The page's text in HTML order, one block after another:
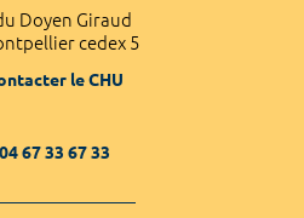
Doyen Giraud
cedex 5
le CHU
04 67 33 67 33